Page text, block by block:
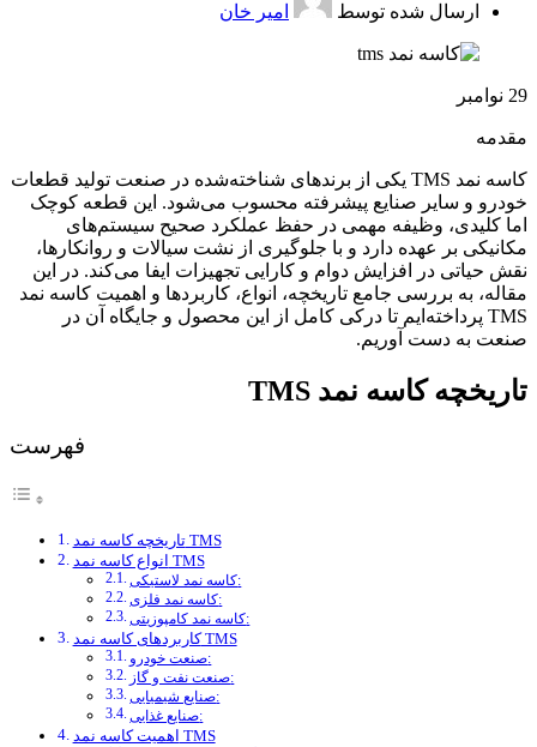
ارسال شده توسط امیر خان
29 نوامبر
مقدمه
کاسه نمد TMS یکی از برندهای شناخته‌شده در صنعت تولید قطعات
خودرو و سایر صنایع پیشرفته محسوب می‌شود. این قطعه کوچک
اما کلیدی، وظیفه مهمی در حفظ عملکرد صحیح سیستم‌های
مکانیکی بر عهده دارد و با جلوگیری از نشت سیالات و روانکارها،
نقش حیاتی در افزایش دوام و کارایی تجهیزات ایفا می‌کند. در این
مقاله، به بررسی جامع تاریخچه، انواع، کاربردها و اهمیت کاسه نمد
TMS پرداخته‌ایم تا درکی کامل از این محصول و جایگاه آن در
صنعت به دست آوریم.
تاریخچه کاسه نمد TMS
فهرست
تاریخچه کاسه نمد TMS
انواع کاسه نمد TMS
کاسه نمد لاستیکی:
کاسه نمد فلزی:
کاسه نمد کامپوزیتی:
کاربردهای کاسه نمد TMS
صنعت خودرو:
صنعت نفت و گاز:
صنایع شیمیایی:
صنایع غذایی:
اهمیت کاسه نمد TMS